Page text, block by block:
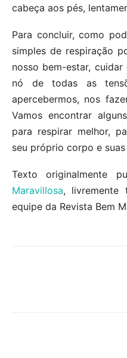
cabeça aos pés,
Para concluir, como
simples de respiração
nosso bem-estar,
nó de todas as
apercebermos, nos
Vamos encontrar
para respirar melhor,
seu próprio corpo e suas
Texto originalmente
Maravillosa, livremente
equipe da Revista Bem